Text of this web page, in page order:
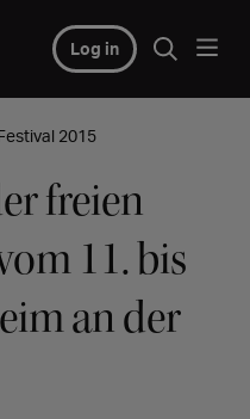
Log in
2015
freien
11. bis
an der